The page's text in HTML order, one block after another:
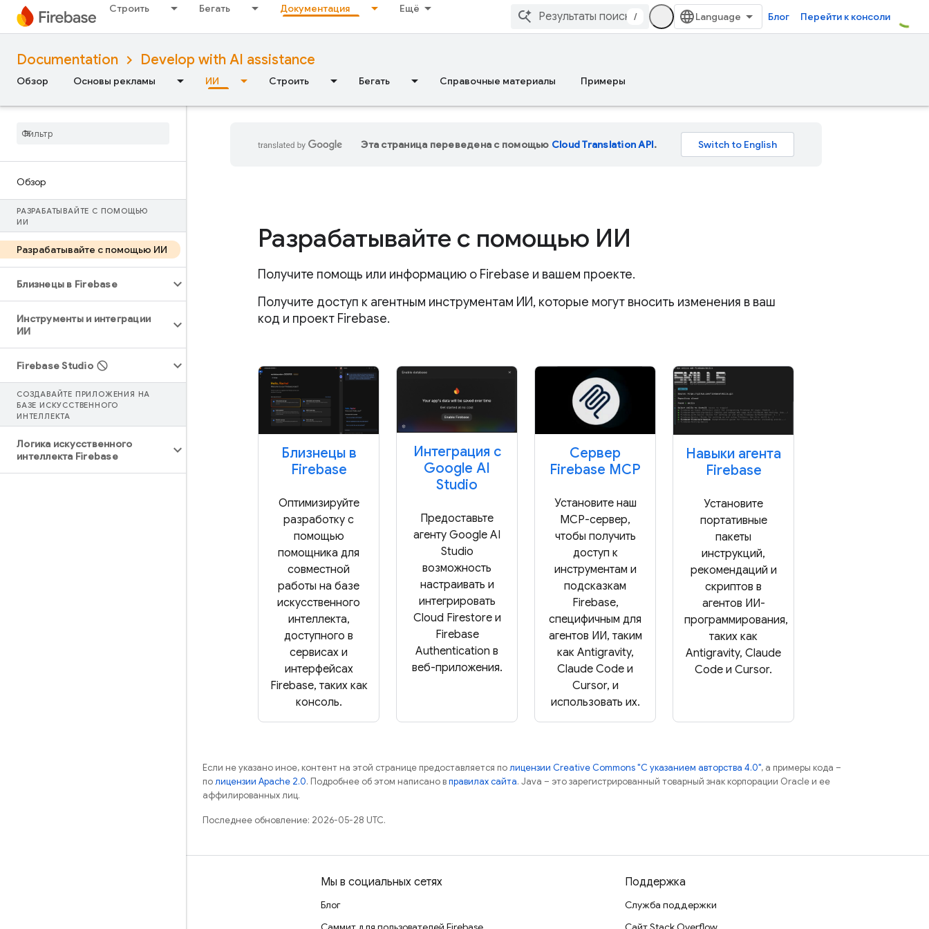
Строить Бегать Документация Ещё
/ Блог Перейти к консоли
Documentation Develop with AI assistance
Обзор Основы рекламы ИИ Строить Бегать Справочные материалы Примеры
Обзор
РАЗРАБАТЫВАЙТЕ С ПОМОЩЬЮ
ИИ
Разрабатывайте с помощью ИИ
Близнецы в Firebase
Инструменты и интеграции
ИИ
Firebase Studio
СОЗДАВАЙТЕ ПРИЛОЖЕНИЯ НА
БАЗЕ ИСКУССТВЕННОГО
ИНТЕЛЛЕКТА
Логика искусственного
интеллекта Firebase
Эта страница переведена с помощью Cloud Translation API.
Разрабатывайте с помощью ИИ
Получите помощь или информацию о Firebase и вашем проекте.
Получите доступ к агентным инструментам ИИ, которые могут вносить изменения в ваш
код и проект Firebase.
Близнецы в
Firebase
Оптимизируйте
разработку с
помощью
помощника для
совместной
работы на базе
искусственного
интеллекта,
доступного в
сервисах и
интерфейсах
Firebase, таких как
консоль.
Интеграция с
Google AI
Studio
Предоставьте
агенту Google AI
Studio
возможность
настраивать и
интегрировать
Cloud Firestore и
Firebase
Authentication в
веб-приложения.
Сервер
Firebase MCP
Установите наш
MCP-сервер,
чтобы получить
доступ к
инструментам и
подсказкам
Firebase,
специфичным для
агентов ИИ, таким
как Antigravity,
Claude Code и
Cursor, и
использовать их.
Навыки агента
Firebase
Установите
портативные
пакеты
инструкций,
рекомендаций и
скриптов в
агентов ИИ-
программирования,
таких как
Antigravity, Claude
Code и Cursor.
Если не указано иное, контент на этой странице предоставляется полицензии Creative Commons "С указанием авторства 4.0", а примеры кода –
полицензии Apache 2.0. Подробнее об этом написано вправилах сайта. Java – это зарегистрированный товарный знак корпорации Oracle и ее
аффилированных лиц.
Последнее обновление: 2026-05-28 UTC.
Мы в социальных сетях
Блог
Поддержка
Служба поддержки